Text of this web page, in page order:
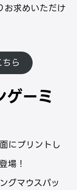
求めいただけ
ら
ーミ
にプリントし
場！
マウスパッ